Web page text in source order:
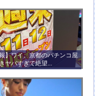
報】ワイ、京都のパチンコ屋
ヤバすぎて絶望...